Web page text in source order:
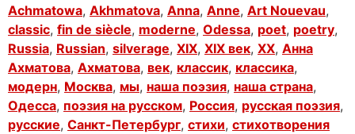
Achmatowa, Akhmatova, Anna, Anne, Art Nouevau,
classic, fin de siècle, moderne, Odessa, poet, poetry,
Russia, Russian, silverage, XIX, XIX век, XX, Анна
Ахматова, Ахматова, век, классик, классика,
модерн, Москва, мы, наша поэзия, наша страна,
Одесса, поэзия на русском, Россия, русская поэзия,
русские, Санкт-Петербург, стихи, стихотворения